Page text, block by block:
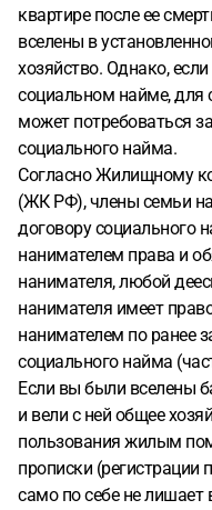
квартире после ее
вселены в
хозяйство. Однако,
социальном найме, для
может потребоваться
социального найма.
Согласно Жилищному
(ЖК РФ), члены семьи
договору социального
нанимателем права и
нанимателя, любой
нанимателя имеет
нанимателем по ранее
социального найма
Если вы были вселены
и вели с ней общее
пользования жилым
прописки (регистрации
само по себе не лишает